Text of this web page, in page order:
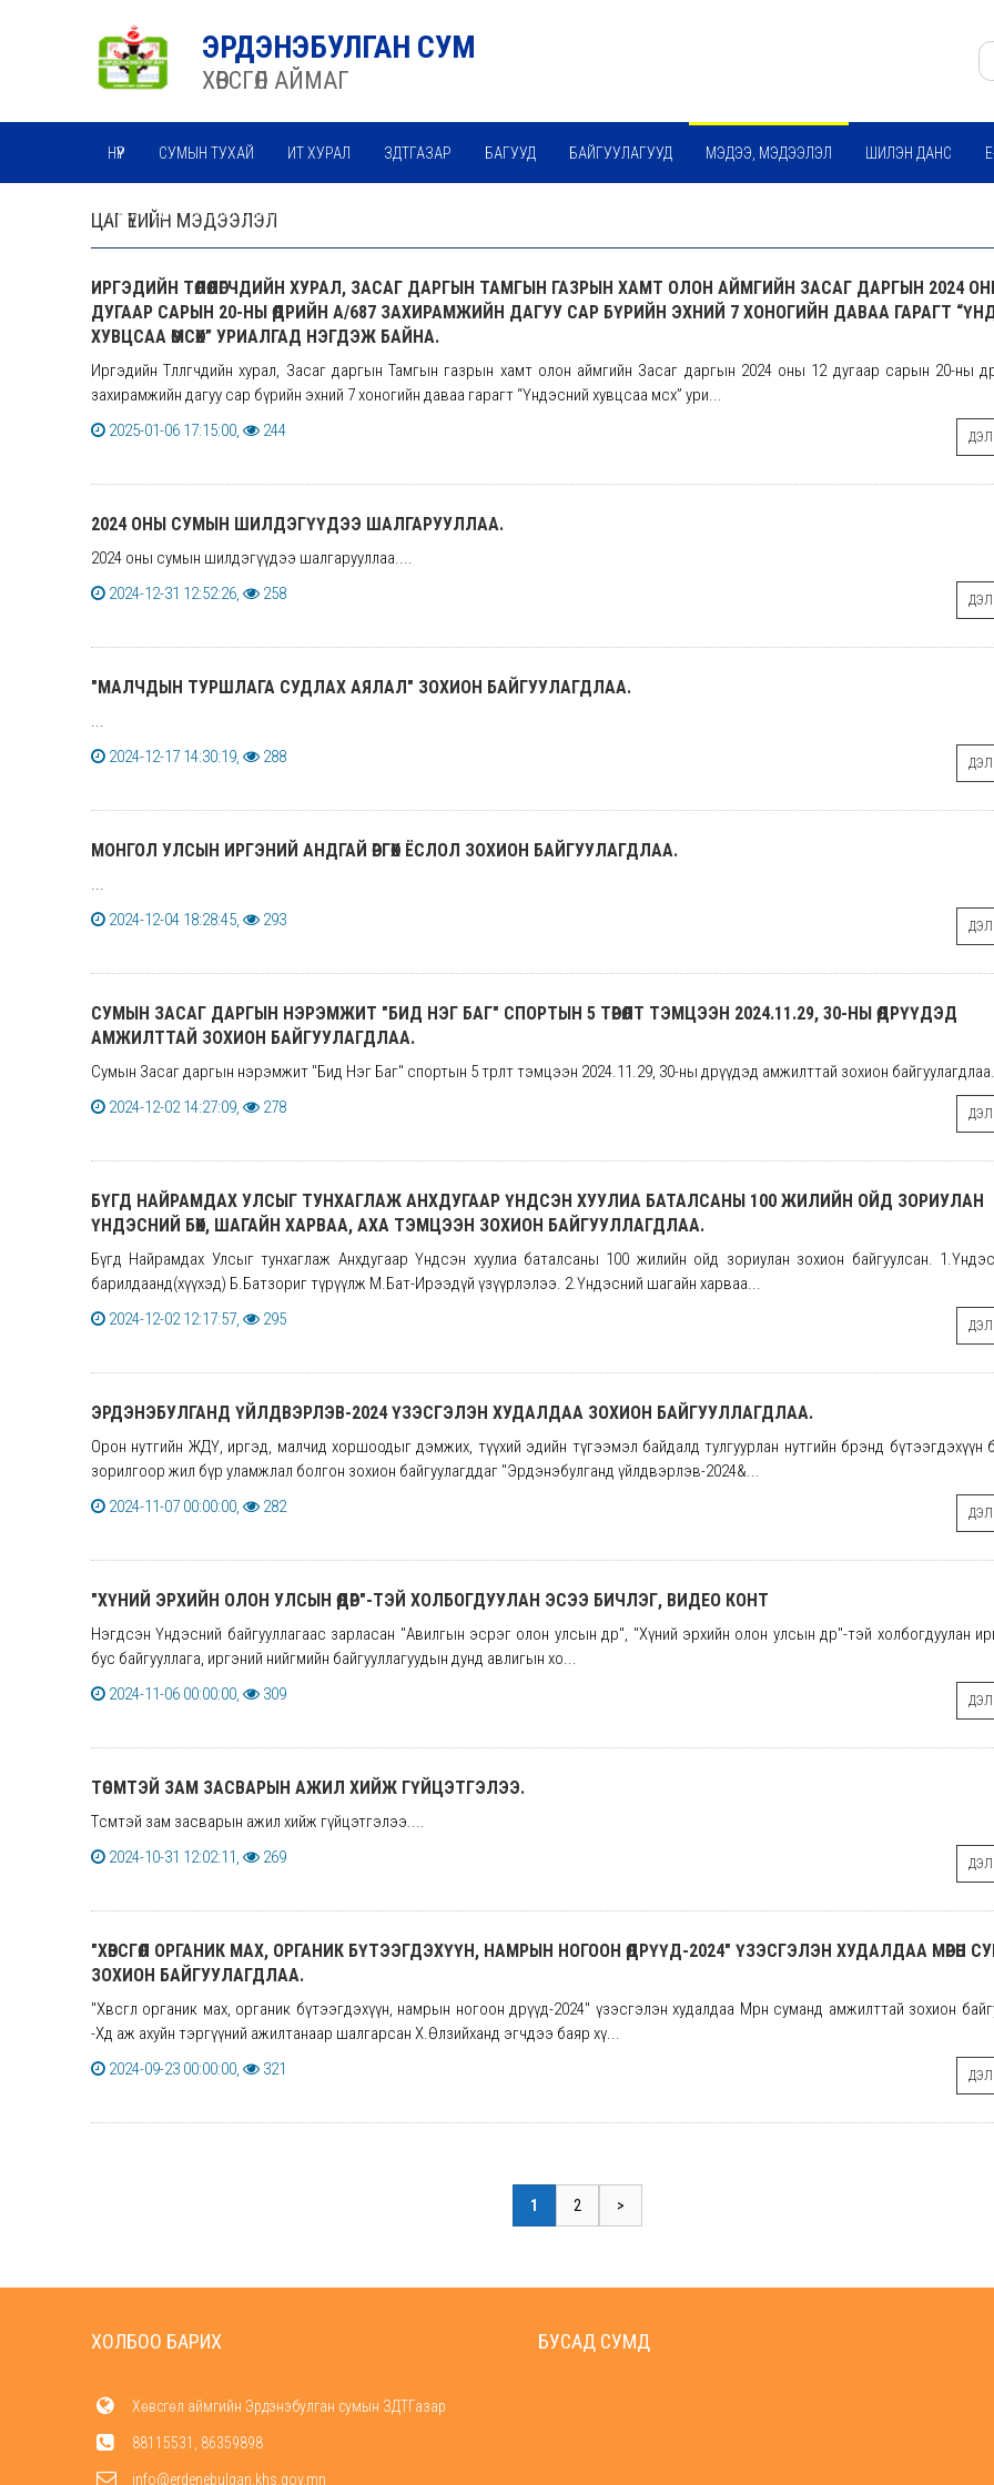
ЭРДЭНЭБУЛГАН СУМ
ХӨВСГӨЛ АЙМАГ
НҮҮР СУМЫН ТУХАЙ ИТ ХУРАЛ ЗДТГАЗАР БАГУУД БАЙГУУЛАГУУД МЭДЭЭ, МЭДЭЭЛЭЛ ШИЛЭН ДАНС
ЗАСАГ ДАРГЫН МЭНДЧИЛГЭЭ
ЦАГ ҮЕИЙН МЭДЭЭЛЭЛ
ИРГЭДИЙН ТӨЛӨӨЛӨГЧДИЙН ХУРАЛ, ЗАСАГ ДАРГЫН ТАМГЫН ГАЗРЫН ХАМТ ОЛОН АЙМГИЙН ЗАСАГ ДАРГЫН 2024
ДУГААР САРЫН 20-НЫ ӨДРИЙН А/687 ЗАХИРАМЖИЙН ДАГУУ САР БҮРИЙН ЭХНИЙ 7 ХОНОГИЙН ДАВАА ГАРАГТ
ХУВЦСАА ӨМСӨХ” УРИАЛГАД НЭГДЭЖ БАЙНА.
Иргэдийн Төлөөлөгчдийн хурал, Засаг даргын Тамгын газрын хамт олон аймгийн Засаг даргын 2024 оны 12 дугаар сарын 20-ны
захирамжийн дагуу сар бүрийн эхний 7 хоногийн даваа гарагт “Үндэсний хувцсаа өмсөх” ури...
2025-01-06 17:15:00,
244
2024 ОНЫ СУМЫН ШИЛДЭГҮҮДЭЭ ШАЛГАРУУЛЛАА.
2024 оны сумын шилдэгүүдээ шалгарууллаа....
2024-12-31 12:52:26,
258
"МАЛЧДЫН ТУРШЛАГА СУДЛАХ АЯЛАЛ" ЗОХИОН БАЙГУУЛАГДЛАА.
...
2024-12-17 14:30:19,
288
МОНГОЛ УЛСЫН ИРГЭНИЙ АНДГАЙ ӨРГӨХ ЁСЛОЛ ЗОХИОН БАЙГУУЛАГДЛАА.
...
2024-12-04 18:28:45,
293
СУМЫН ЗАСАГ ДАРГЫН НЭРЭМЖИТ "БИД НЭГ БАГ" СПОРТЫН 5 ТӨРӨЛТ ТЭМЦЭЭН 2024.11.29, 30-НЫ ӨДРҮҮДЭД
АМЖИЛТТАЙ ЗОХИОН БАЙГУУЛАГДЛАА.
Сумын Засаг даргын нэрэмжит "Бид Нэг Баг" спортын 5 төрөлт тэмцээн 2024.11.29, 30-ны өдрүүдэд амжилттай зохион
2024-12-02 14:27:09,
278
БҮГД НАЙРАМДАХ УЛСЫГ ТУНХАГЛАЖ АНХДУГААР ҮНДСЭН ХУУЛИА БАТАЛСАНЫ 100 ЖИЛИЙН ОЙД ЗОРИУЛАН
ҮНДЭСНИЙ БӨХ, ШАГАЙН ХАРВАА, АХА ТЭМЦЭЭН ЗОХИОН БАЙГУУЛЛАГДЛАА.
Бүгд Найрамдах Улсыг тунхаглаж Анхдугаар Үндсэн хуулиа баталсаны 100 жилийн ойд зориулан зохион байгуулсан.
барилдаанд(хүүхэд) Б.Батзориг түрүүлж М.Бат-Ирээдүй үзүүрлэлээ. 2.Үндэсний шагайн харваа...
2024-12-02 12:17:57,
295
ЭРДЭНЭБУЛГАНД ҮЙЛДВЭРЛЭВ-2024 ҮЗЭСГЭЛЭН ХУДАЛДАА ЗОХИОН БАЙГУУЛЛАГДЛАА.
Орон нутгийн ЖДҮ, иргэд, малчид хоршоодыг дэмжих, түүхий эдийн түгээмэл байдалд тулгуурлан нутгийн брэнд бүтээгдэхүүн
зорилгоор жил бүр уламжлал болгон зохион байгуулагддаг "Эрдэнэбулганд үйлдвэрлэв-2024&...
2024-11-07 00:00:00,
282
"ХҮНИЙ ЭРХИЙН ОЛОН УЛСЫН ӨДӨР"-ТЭЙ ХОЛБОГДУУЛАН ЭСЭЭ БИЧЛЭГ, ВИДЕО КОНТ
Нэгдсэн Үндэсний байгууллагаас зарласан "Авилгын эсрэг олон улсын өдөр", "Хүний эрхийн олон улсын өдөр"-тэй холбогдуулан
бус байгууллага, иргэний нийгмийн байгууллагуудын дунд авлигын хо...
2024-11-06 00:00:00,
309
ТӨСМТЭЙ ЗАМ ЗАСВАРЫН АЖИЛ ХИЙЖ ГҮЙЦЭТГЭЛЭЭ.
Төсмтэй зам засварын ажил хийж гүйцэтгэлээ....
2024-10-31 12:02:11,
269
"ХӨВСГӨЛ ОРГАНИК МАХ, ОРГАНИК БҮТЭЭГДЭХҮҮН, НАМРЫН НОГООН ӨДРҮҮД-2024" ҮЗЭСГЭЛЭН ХУДАЛДАА МӨРӨН
ЗОХИОН БАЙГУУЛАГДЛАА.
"Хөвсгөл органик мах, органик бүтээгдэхүүн, намрын ногоон өдрүүд-2024" үзэсгэлэн худалдаа Мөрөн суманд амжилттай зохион
-Хөдөө аж ахуйн тэргүүний ажилтанаар шалгарсан Х.Өлзийханд эгчдээ баяр хү...
2024-09-23 00:00:00,
321
1 2 >
ХОЛБОО БАРИХ
Хөвсгөл аймгийн Эрдэнэбулган сумын ЗДТГазар
88115531, 86359898
info@erdenebulgan.khs.gov.mn
БУСАД СУМД